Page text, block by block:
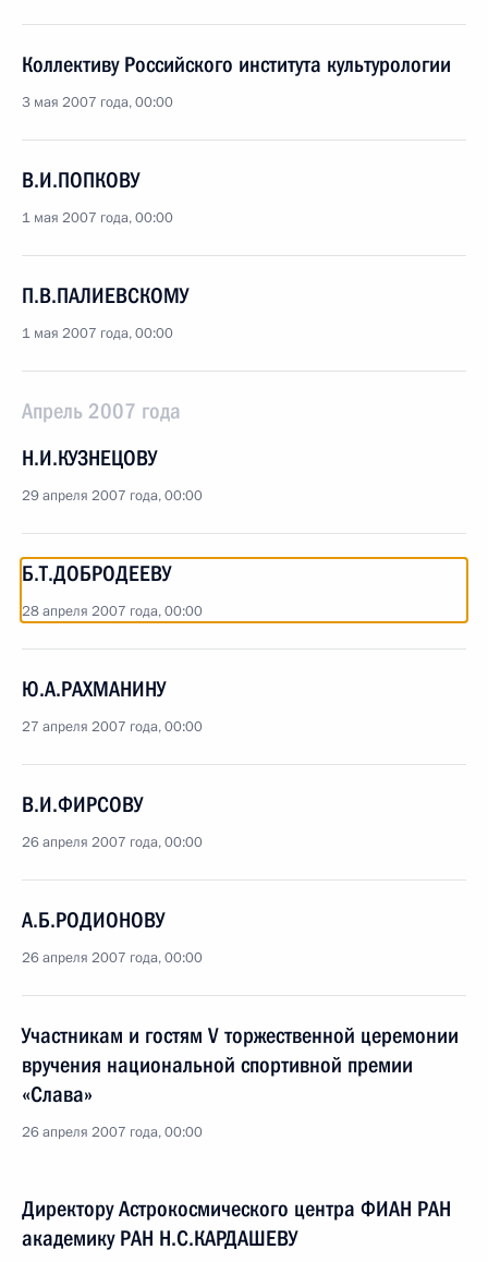
Коллективу Российского института культурологии
3 мая 2007 года, 00:00
В.И.ПОПКОВУ
1 мая 2007 года, 00:00
П.В.ПАЛИЕВСКОМУ
1 мая 2007 года, 00:00
Апрель 2007 года
Н.И.КУЗНЕЦОВУ
29 апреля 2007 года, 00:00
Б.Т.ДОБРОДЕЕВУ
28 апреля 2007 года, 00:00
Ю.А.РАХМАНИНУ
27 апреля 2007 года, 00:00
В.И.ФИРСОВУ
26 апреля 2007 года, 00:00
А.Б.РОДИОНОВУ
26 апреля 2007 года, 00:00
Участникам и гостям V торжественной церемонии
вручения национальной спортивной премии
«Слава»
26 апреля 2007 года, 00:00
Директору Астрокосмического центра ФИАН РАН
академику РАН Н.С.КАРДАШЕВУ